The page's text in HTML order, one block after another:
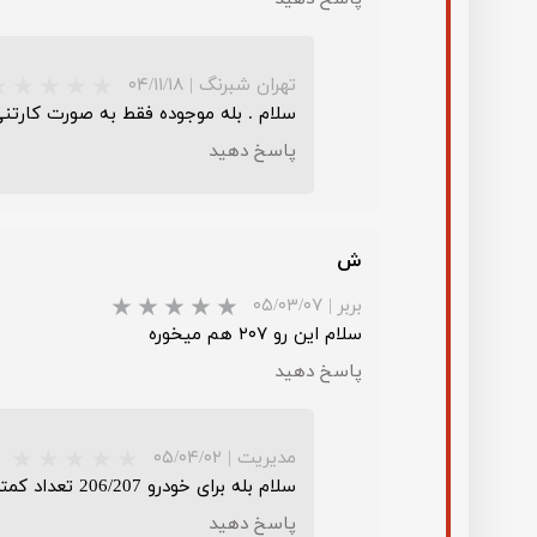
تهران شبرنگ | ۰۴/۱۱/۱۸
سلام . بله موجوده فقط به صورت کارتنی 25 تایی
پاسخ دهید
ش
بربر | ۰۵/۰۳/۰۷
سلام این رو ۲۰۷ هم میخوره
پاسخ دهید
مدیریت | ۰۵/۰۴/۰۲
سلام بله برای خودرو 206/207 تعداد کمتر فروش داریم
پاسخ دهید